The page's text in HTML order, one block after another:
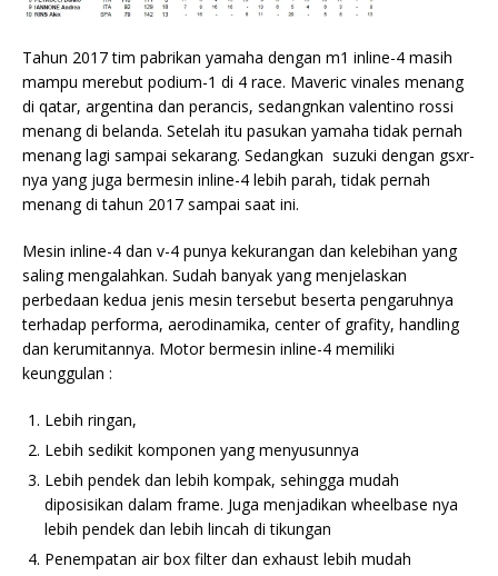
Tahun 2017 tim pabrikan yamaha dengan m1 inline-4 masih
mampu merebut podium-1 di 4 race. Maveric vinales menang
di qatar, argentina dan perancis, sedangnkan valentino rossi
menang di belanda. Setelah itu pasukan yamaha tidak pernah
menang lagi sampai sekarang. Sedangkan suzuki dengan gsxr-
nya yang juga bermesin inline-4 lebih parah, tidak pernah
menang di tahun 2017 sampai saat ini.
Mesin inline-4 dan v-4 punya kekurangan dan kelebihan yang
saling mengalahkan. Sudah banyak yang menjelaskan
perbedaan kedua jenis mesin tersebut beserta pengaruhnya
terhadap performa, aerodinamika, center of grafity, handling
dan kerumitannya. Motor bermesin inline-4 memiliki
keunggulan :
Lebih ringan,
Lebih sedikit komponen yang menyusunnya
Lebih pendek dan lebih kompak, sehingga mudah
diposisikan dalam frame. Juga menjadikan wheelbase nya
lebih pendek dan lebih lincah di tikungan
Penempatan air box filter dan exhaust lebih mudah